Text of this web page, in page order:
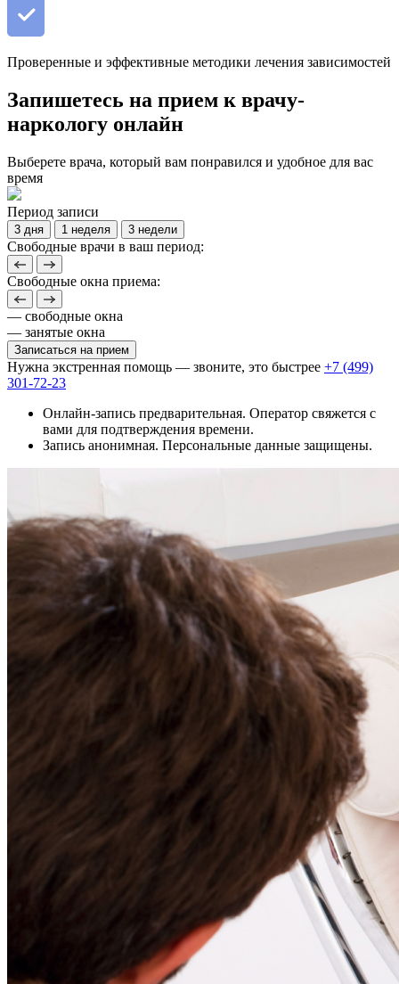
Проверенные и эффективные методики лечения зависимостей
Запишетесь на прием к врачу-
наркологу онлайн
Выберете врача, который вам понравился и удобное для вас
время
Период записи
3 дня 1 неделя 3 недели
Свободные врачи в ваш период:
Свободные окна приема:
— свободные окна
— занятые окна
Записаться на прием
Нужна экстренная помощь — звоните, это быстрее +7 (499)
301-72-23
Онлайн-запись предварительная. Оператор свяжется с
вами для подтверждения времени.
Запись анонимная. Персональные данные защищены.